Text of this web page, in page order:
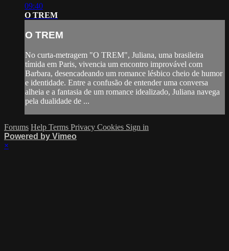
09:40
O TREM
O TREM
No curta-metragem "O TREM", Juliana, uma brasileira
tímida em Paris, vivencia um encontro improvável com
Barbara, desencadeando um romance lésbico cheio de humor
e identidade. Entre a confusão de entender uma conversa
alheia e a fantasia de um romance idealizado, Juliana navega
pela dualidade de ...
Forums Help Terms Privacy Cookies Sign in
Powered by Vimeo
×